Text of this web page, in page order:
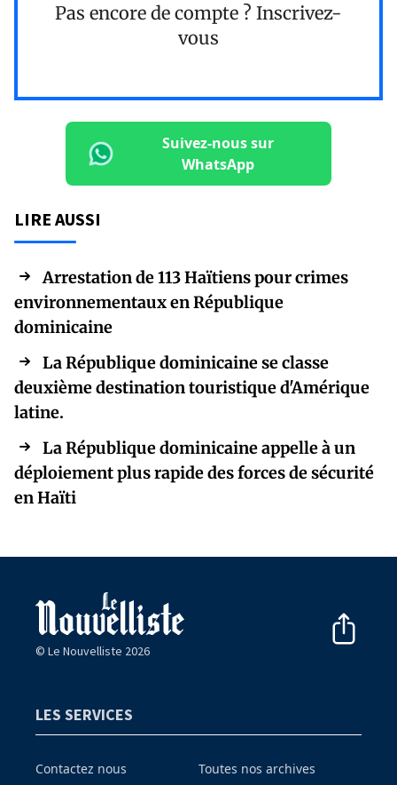
Pas encore de compte ? Inscrivez-
vous
Suivez-nous sur
WhatsApp
LIRE AUSSI
Arrestation de 113 Haïtiens pour crimes
environnementaux en République
dominicaine
La République dominicaine se classe
deuxième destination touristique d'Amérique
latine.
La République dominicaine appelle à un
déploiement plus rapide des forces de sécurité
en Haïti
© Le Nouvelliste 2026
LES SERVICES
Contactez nous Toutes nos archives